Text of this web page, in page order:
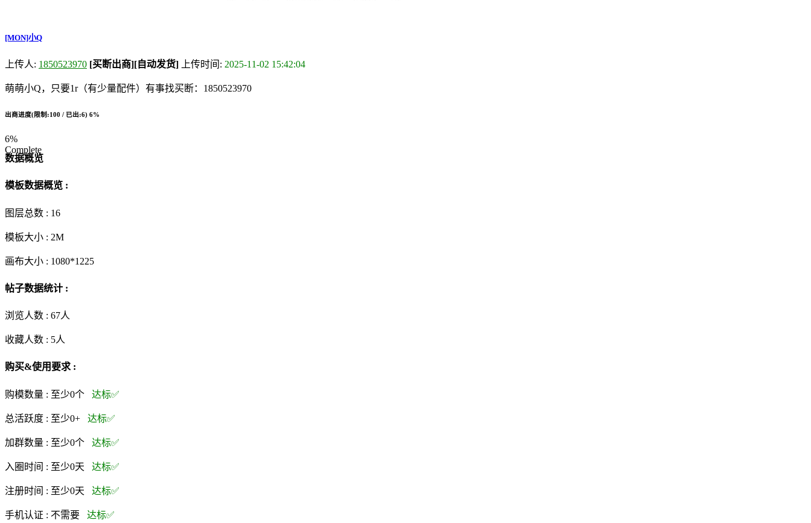
[MON]小Q
上传人: 1850523970 [买断出商][自动发货] 上传时间: 2025-11-02 15:42:04
萌萌小Q，只要1r（有少量配件）有事找买断：1850523970
出商进度(限制:100 / 已出:6) 6%
6%
Complete
数据概览
模板数据概览 :
图层总数 : 16
模板大小 : 2M
画布大小 : 1080*1225
帖子数据统计 :
浏览人数 : 67人
收藏人数 : 5人
购买&使用要求 :
购模数量 : 至少0个 达标✅
总活跃度 : 至少0+ 达标✅
加群数量 : 至少0个 达标✅
入圈时间 : 至少0天 达标✅
注册时间 : 至少0天 达标✅
手机认证 : 不需要 达标✅